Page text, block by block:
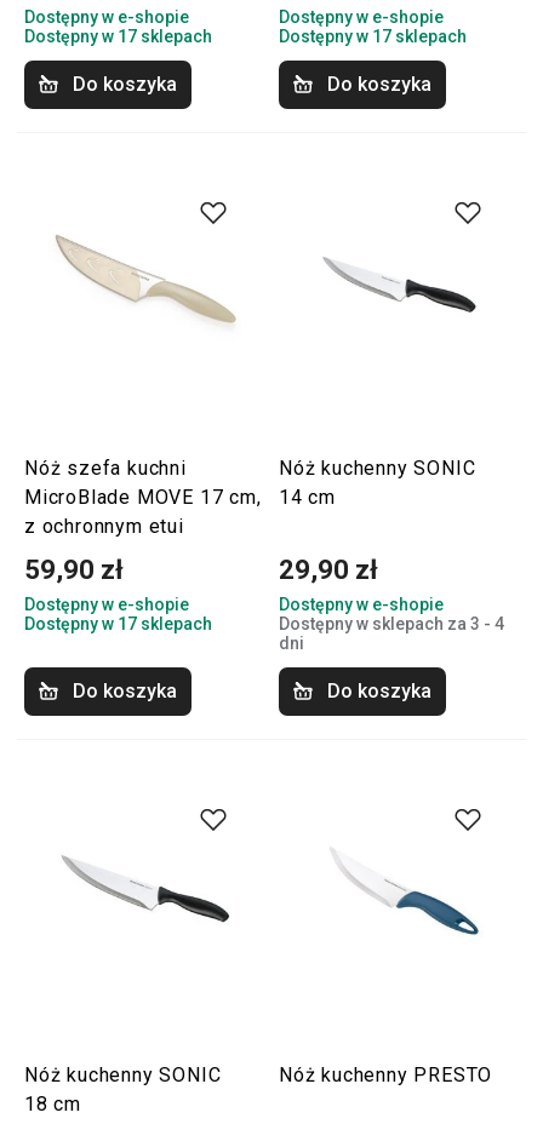
Dostępny w e-shopie
Dostępny w 17 sklepach
Do koszyka
Dostępny w e-shopie
Dostępny w 17 sklepach
Do koszyka
Nóż szefa kuchni
MicroBlade MOVE 17 cm,
z ochronnym etui
59,90 zł
Dostępny w e-shopie
Dostępny w 17 sklepach
Do koszyka
Nóż kuchenny SONIC
14 cm
29,90 zł
Dostępny w e-shopie
Dostępny w sklepach za 3 - 4
dni
Do koszyka
Nóż kuchenny SONIC
18 cm
Nóż kuchenny PRESTO